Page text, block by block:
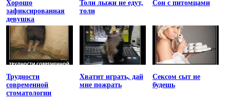
Хорошо
зафиксированная
девушка
Толи лыжи не едут,
толи
Сон с питомцами
Трудности
современной
стоматологии
Хватит играть, дай
мне пожрать
Сексом сыт не
будешь